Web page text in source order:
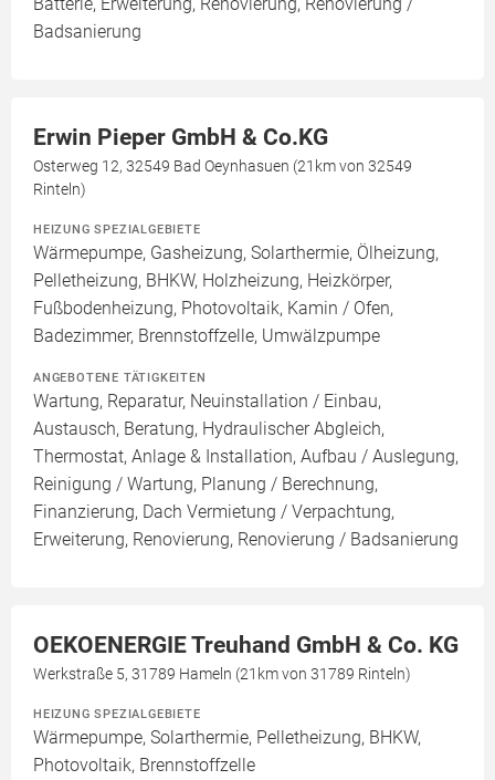
Badsanierung
Erwin Pieper GmbH & Co.KG
Osterweg 12, 32549 Bad Oeynhasuen (21km von 32549
Rinteln)
HEIZUNG SPEZIALGEBIETE
Wärmepumpe, Gasheizung, Solarthermie, Ölheizung,
Pelletheizung, BHKW, Holzheizung, Heizkörper,
Fußbodenheizung, Photovoltaik, Kamin / Ofen,
Badezimmer, Brennstoffzelle, Umwälzpumpe
ANGEBOTENE TÄTIGKEITEN
Wartung, Reparatur, Neuinstallation / Einbau,
Austausch, Beratung, Hydraulischer Abgleich,
Thermostat, Anlage & Installation, Aufbau / Auslegung,
Reinigung / Wartung, Planung / Berechnung,
Finanzierung, Dach Vermietung / Verpachtung,
Erweiterung, Renovierung, Renovierung / Badsanierung
OEKOENERGIE Treuhand GmbH & Co. KG
Werkstraße 5, 31789 Hameln (21km von 31789 Rinteln)
HEIZUNG SPEZIALGEBIETE
Wärmepumpe, Solarthermie, Pelletheizung, BHKW,
Photovoltaik, Brennstoffzelle